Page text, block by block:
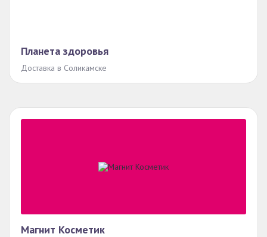
Планета здоровья
Доставка в Соликамске
Магнит Косметик